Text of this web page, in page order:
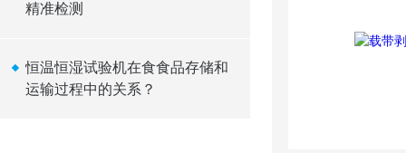
精准检测
恒温恒湿试验机在食食品存储和
运输过程中的关系？